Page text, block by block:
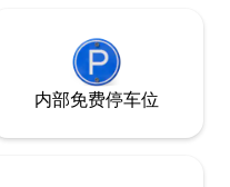
内部免费停车位